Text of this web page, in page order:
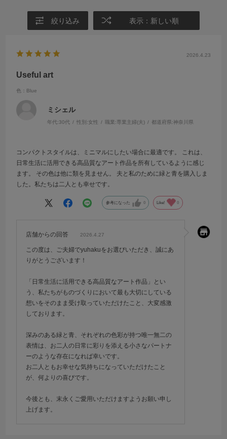
絞り込み 表示：新しい順
2026.4.23
Useful art
色：Blue
ミシェル
年代:30代 性別:女性 職業: 専業主婦(夫) 都道府県:神奈川県
コンパクトスタイルは、ミニマルにしたい場合に最適です。 これは、
日常生活に活用できる高品質なアート作品を所有しているように感じ
ます。 その色は他に類を見ません。 夫と私のために緑と青を購入しま
した。私たちは二人とも幸せです。
参考になった 0 Like! 0
店舗からの回答 2026.4.27
この度は、ご夫婦でyuhakuをお選びいただき、誠にあ
りがとうございます！
「日常生活に活用できる高品質なアート作品」とい
う、私たちがものづくりにおいて最も大切にしている
想いをそのまま受け取っていただけたこと、大変感激
しております。
深みのある緑と青、それぞれの色彩が持つ唯一無二の
表情は、お二人の日常に彩りを添える小さなパートナ
ーのような存在になれば幸いです。
お二人ともお幸せな気持ちになっていただけたこと
が、何よりの喜びです。
今後とも、末永くご愛用いただけますようお願い申し
上げます。